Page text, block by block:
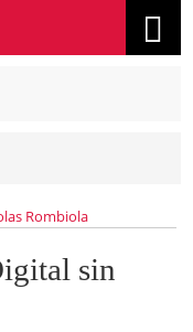
Rombiola
sin